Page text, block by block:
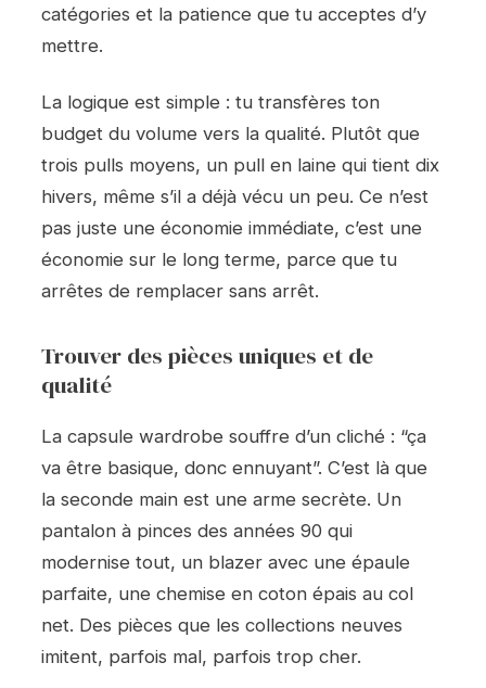
catégories et la patience que tu acceptes d’y
mettre.
La logique est simple : tu transfères ton
budget du volume vers la qualité. Plutôt que
trois pulls moyens, un pull en laine qui tient dix
hivers, même s’il a déjà vécu un peu. Ce n’est
pas juste une économie immédiate, c’est une
économie sur le long terme, parce que tu
arrêtes de remplacer sans arrêt.
Trouver des pièces uniques et de
qualité
La capsule wardrobe souffre d’un cliché : “ça
va être basique, donc ennuyant”. C’est là que
la seconde main est une arme secrète. Un
pantalon à pinces des années 90 qui
modernise tout, un blazer avec une épaule
parfaite, une chemise en coton épais au col
net. Des pièces que les collections neuves
imitent, parfois mal, parfois trop cher.